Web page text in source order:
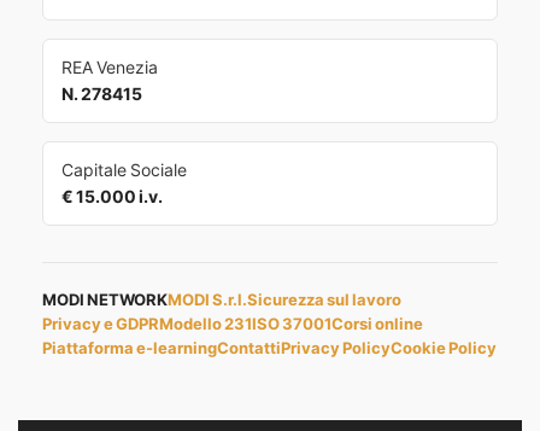
REA Venezia
N. 278415
Capitale Sociale
€ 15.000 i.v.
MODI NETWORKMODI S.r.l.Sicurezza sul lavoro
Privacy e GDPRModello 231ISO 37001Corsi online
Piattaforma e-learningContattiPrivacy PolicyCookie Policy